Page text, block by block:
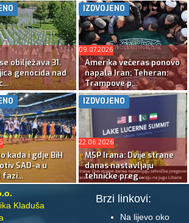
obilježava 31.
genocida nad
IZDVOJENO
09.07.2026
Amerika večeras ponovo
napala Iran; Teheran:
Trampove p...
kada i gdje BiH
SAD-a u
fazi...
IZDVOJENO
22.06.2026
MSP Irana: Dvije strane
danas nastavljaju
tehničke preg...
Kladuša
Brzi linkovi:
Na lijevo oko